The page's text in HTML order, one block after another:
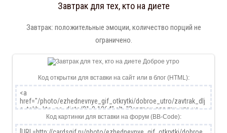
Завтрак для тех, кто на диете
Завтрак: положительные эмоции, количество порций не
ограничено.
Код открытки для вставки на сайт или в блог (HTML):
Код картинки для вставки на форум (BB-Code):